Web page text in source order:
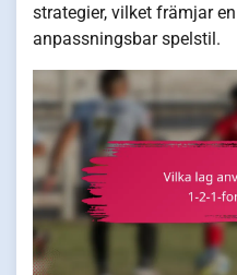
strategier, vilket främjar
anpassningsbar spelstil.